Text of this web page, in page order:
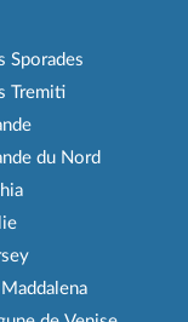
Sporades
Tremiti
du Nord
Maddalena